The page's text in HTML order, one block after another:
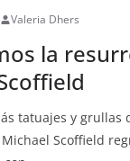
Valeria Dhers
la
tatuajes y grullas
Scoffield